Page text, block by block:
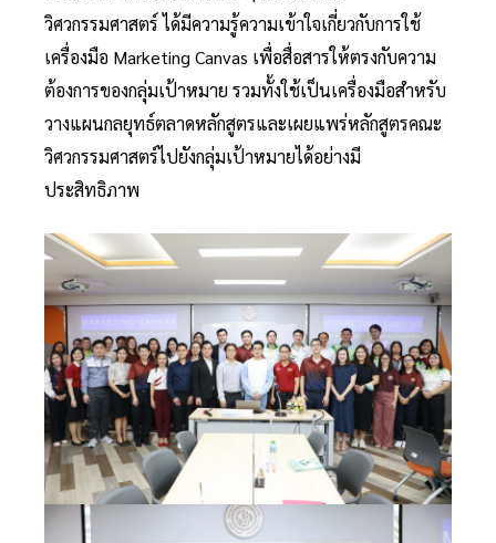
วิศวกรรมศาสตร์ ได้มีความรู้ความเข้าใจเกี่ยวกับการใช้
เครื่องมือ Marketing Canvas เพื่อสื่อสารให้ตรงกับความ
ต้องการของกลุ่มเป้าหมาย รวมทั้งใช้เป็นเครื่องมือสำหรับ
วางแผนกลยุทธ์ตลาดหลักสูตรและเผยแพร่หลักสูตรคณะ
วิศวกรรมศาสตร์ไปยังกลุ่มเป้าหมายได้อย่างมี
ประสิทธิภาพ